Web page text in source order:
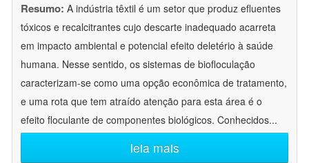
Resumo: A indústria têxtil é um setor que produz efluentes
tóxicos e recalcitrantes cujo descarte inadequado acarreta
em impacto ambiental e potencial efeito deletério à saúde
humana. Nesse sentido, os sistemas de biofloculação
caracterizam-se como uma opção econômica de tratamento,
e uma rota que tem atraído atenção para esta área é o
efeito floculante de componentes biológicos. Conhecidos...
leia mais